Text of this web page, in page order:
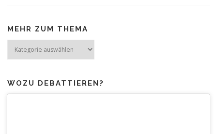
MEHR ZUM THEMA
zum
WOZU DEBATTIEREN?